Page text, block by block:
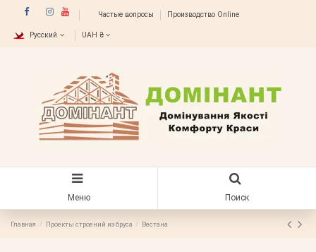
Частые вопросы Производство Online
Русский UAH ₴
Меню Поиск
Главная Проекты строений из бруса Вестана